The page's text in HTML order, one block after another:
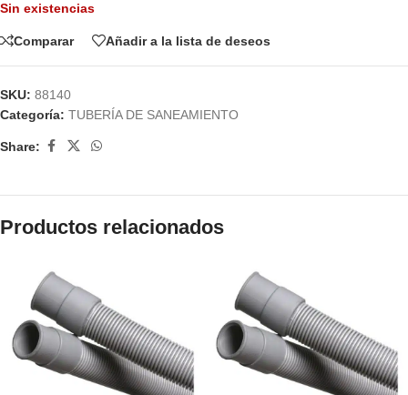
Sin existencias
Comparar Añadir a la lista de deseos
SKU: 88140
Categoría: TUBERÍA DE SANEAMIENTO
Share:
Productos relacionados